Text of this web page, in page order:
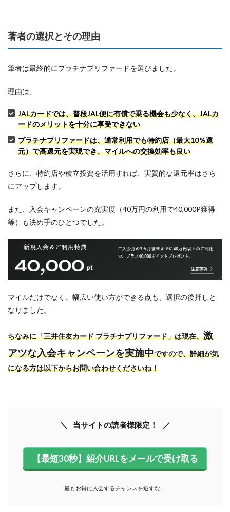
著者の選択とその理由
筆者は最終的にプラチナプリファードを選びました。
理由は、
JALカードでは、普段JAL便に有償で乗る機会も少なく、JALカ
ードのメリットを十分に享受できない
プラチナプリファードは、通常利用でも特約店（最大10％還
元）で高還元を実現でき、マイルへの交換効率も良い
さらに、特約店や積立投資を活用すれば、実質的な還元率はさら
にアップします。
また、入会キャンペーンの充実度（40万円の利用で40,000P獲得
等）も決め手のひとつでした。
マイルだけでなく、幅広い使い方ができる点も、選択の後押しと
なりました。
ちなみに「三井住友カード プラチナプリファード」は現在、激
アツな入会キャンペーンを実施中ですので、詳細が気
になる方は以下からお問い合わせくださいね！
当サイトの読者様限定！
【最短30秒】紹介URLをメールで受け取る
最もお得に入会するチャンスを逃すな！